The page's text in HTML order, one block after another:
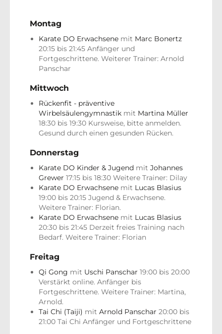
Montag
Karate DO Erwachsene mit Marc Bonertz
20:15 bis 21:45 Anfänger und
Fortgeschrittene. Weiterer Trainer: Arnold
Panschar
Mittwoch
Rückenfit - präventive
Wirbelsäulengymnastik mit Martina Müller
18:30 bis 19:30 Kursweise, bitte anmelden.
Gesund durch einen gesunden Rücken.
Donnerstag
Karate DO Kinder & Jugend mit Johannes
Grewer 17:15 bis 18:30 Weitere Trainer: Dilay
Karate DO Erwachsene mit Lucas Blasius
19:00 bis 20:15 Jugend & Erwachsene.
Weitere Trainer: Florian.
Karate DO Erwachsene mit Lucas Blasius
20:30 bis 21:45 Derzeit freies Training nach
Bedarf. Weitere Trainer: Florian
Freitag
Qi Gong mit Uschi Panschar 19:00 bis 20:00
Verstärkt online. Anfänger bis
Fortgeschrittene. Weitere Trainer: Martina,
Arnold.
Tai Chi (Taiji) mit Arnold Panschar 20:00 bis
21:00 Tai Chi Anfänger und Fortgeschrittene